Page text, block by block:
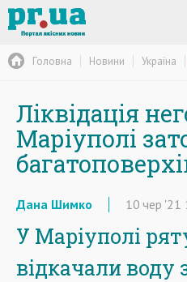
Головна Новини Україна
Ліквідація
Маріуполі
Дана Шимко 10 чер '21
У Маріуполі
відкачали воду